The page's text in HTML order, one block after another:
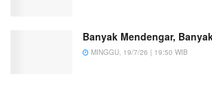
Banyak Mendengar,
MINGGU, 19/7/26 | 19:50 WIB